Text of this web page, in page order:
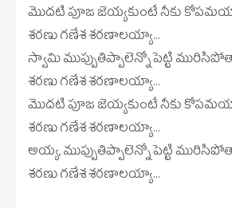
మొదటి పూజ జెయ్యకుంటే నీకు
శరణు గణేశ శరణాలయ్యా...
స్వామి ముప్పుతిప్పాలెన్నో పెట్టి
శరణు గణేశ శరణాలయ్యా...
మొదటి పూజ జెయ్యకుంటే నీకు
శరణు గణేశ శరణాలయ్యా...
అయ్య, ముప్పుతిప్పాలెన్నో పెట్టి
శరణు గణేశ శరణాలయ్యా...